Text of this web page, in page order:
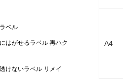
A4
ベル
はがせるラベル 再ハク
けないラベル リメイ